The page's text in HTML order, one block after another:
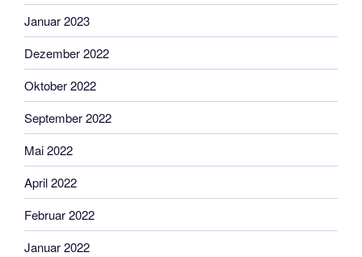
Januar 2023
Dezember 2022
Oktober 2022
September 2022
Mai 2022
April 2022
Februar 2022
Januar 2022